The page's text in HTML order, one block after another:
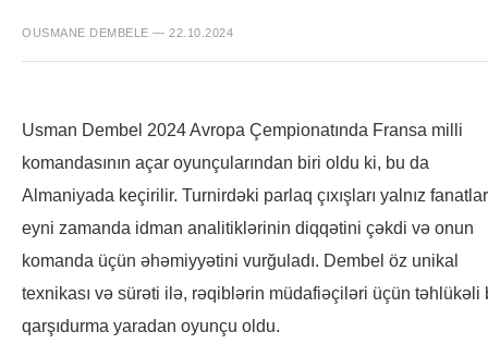
OUSMANE DEMBELE — 22.10.2024
Usman Dembel 2024 Avropa Çempionatında Fransa milli
komandasının açar oyunçularından biri oldu ki, bu da
Almaniyada keçirilir. Turnirdəki parlaq çıxışları yalnız
eyni zamanda idman analitiklərinin diqqətini çəkdi və onun
komanda üçün əhəmiyyətini vurğuladı. Dembel öz unikal
texnikası və sürəti ilə, rəqiblərin müdafiəçiləri üçün təhlükəli
qarşıdurma yaradan oyunçu oldu.